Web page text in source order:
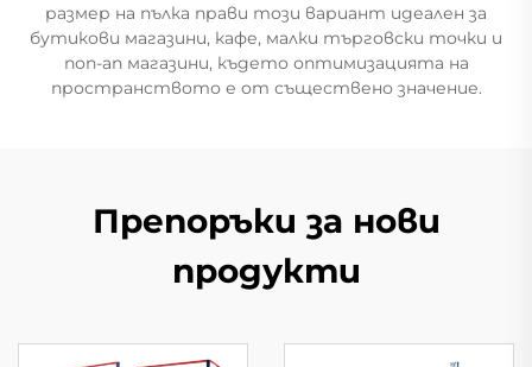
размер на пълка прави този вариант идеален за
бутикови магазини, кафе, малки търговски точки и
поп-ап магазини, където оптимизацията на
пространството е от съществено значение.
Препоръки за нови
продукти